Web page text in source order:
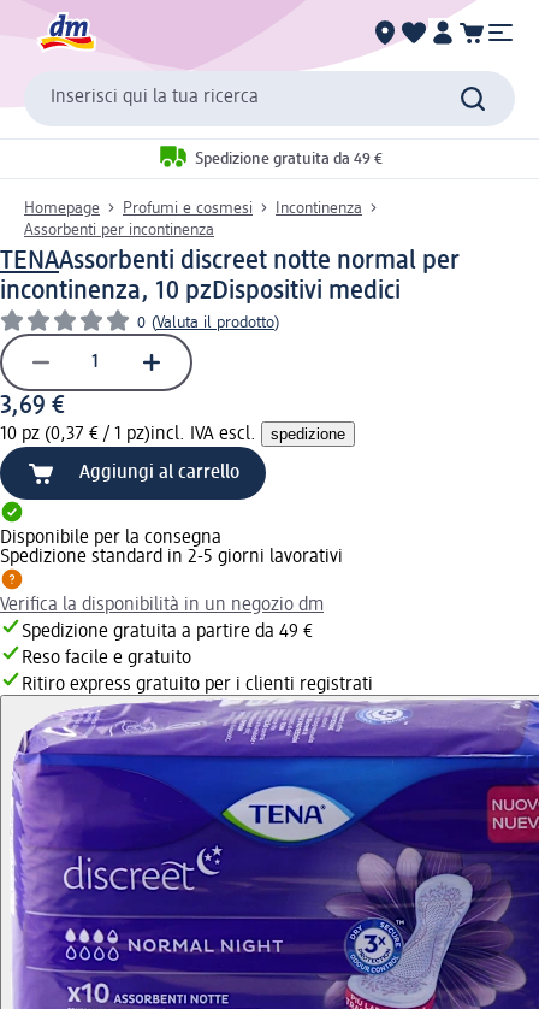
Inserisci qui la tua ricerca
Spedizione gratuita da 49 €
Homepage Profumi e cosmesi
Incontinenza
Assorbenti per incontinenza
TENAAssorbenti discreet notte normal per
incontinenza, 10 pzDispositivi medici
0 (Valuta il prodotto)
3,69 €
10 pz (0,37 € / 1 pz)incl. IVA escl. spedizione
Aggiungi al carrello
Disponibile per la consegna
Spedizione standard in 2-5 giorni lavorativi
Verifica la disponibilità in un negozio dm
Spedizione gratuita a partire da 49 €
Reso facile e gratuito
Ritiro express gratuito per i clienti registrati